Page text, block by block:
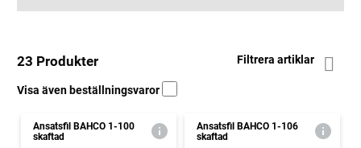
23 Produkter Filtrera artiklar
Visa även beställningsvaror
Ansatsfil BAHCO 1-100
skaftad
Ansatsfil BAHCO 1-106
skaftad